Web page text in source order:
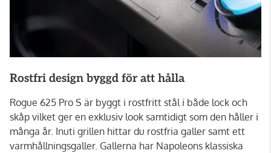
Rostfri design byggd för att hålla
Rogue 625 Pro S är byggt i rostfritt stål i både lock och
skåp vilket ger en exklusiv look samtidigt som den håller i
många år. Inuti grillen hittar du rostfria galler samt ett
varmhållningsgaller. Gallerna har Napoleons klassiska